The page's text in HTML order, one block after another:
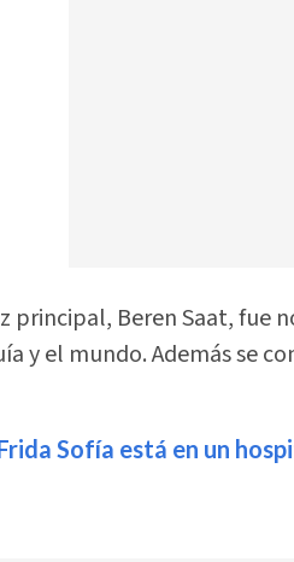
principal, Beren Saat, fue
y el mundo. Además se
Sofía está en un